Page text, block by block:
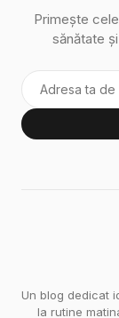
Primește
sănătate
Un blog dedicat
la rutine